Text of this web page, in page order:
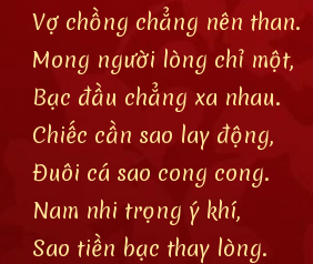
Vợ chồng chẳng nên than.
Mong người lòng chỉ một,
Bạc đầu chẳng xa nhau.
Chiếc cần sao lay động,
Đuôi cá sao cong cong.
Nam nhi trọng ý khí,
Sao tiền bạc thay lòng.